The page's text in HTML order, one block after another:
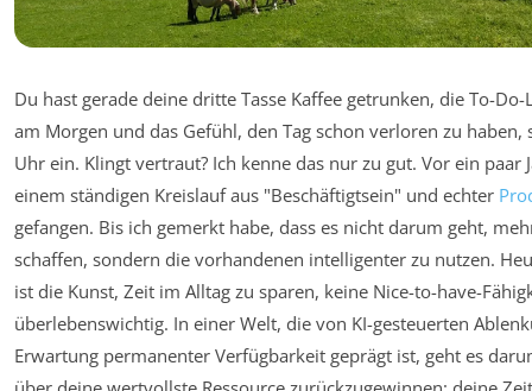
Du hast gerade deine dritte Tasse Kaffee getrunken, die To-
am Morgen und das Gefühl, den Tag schon verloren zu haben,
Uhr ein. Klingt vertraut? Ich kenne das nur zu gut. Vor ein paar
einem ständigen Kreislauf aus "Beschäftigtsein" und echter
gefangen. Bis ich gemerkt habe, dass es nicht darum geht,
schaffen, sondern die vorhandenen intelligenter zu nutzen.
ist die Kunst, Zeit im Alltag zu sparen, keine Nice-to-have-
überlebenswichtig. In einer Welt, die von KI-gesteuerten
Erwartung permanenter Verfügbarkeit geprägt ist, geht es